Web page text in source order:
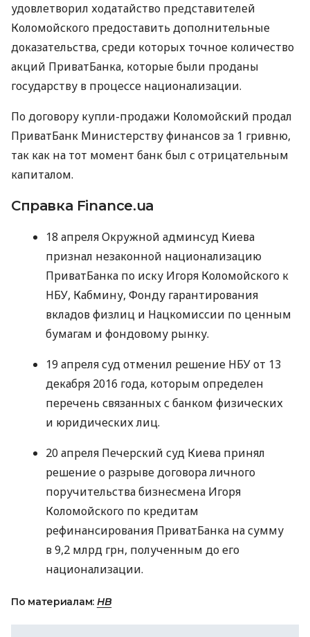
удовлетворил ходатайство представителей
Коломойского предоставить дополнительные
доказательства, среди которых точное количество
акций ПриватБанка, которые были проданы
государству в процессе национализации.
По договору купли-продажи Коломойский продал
ПриватБанк Министерству финансов за 1 гривню,
так как на тот момент банк был с отрицательным
капиталом.
Справка Finance.ua
18 апреля Окружной админсуд Киева
признал незаконной национализацию
ПриватБанка по иску Игоря Коломойского к
НБУ, Кабмину, Фонду гарантирования
вкладов физлиц и Нацкомиссии по ценным
бумагам и фондовому рынку.
19 апреля суд отменил решение НБУот 13
декабря 2016 года, которым определен
перечень связанных с банком физических
и юридических лиц.
20 апреля Печерский суд Киева принял
решение о разрыве договора личного
поручительства бизнесмена Игоря
Коломойского по кредитам
рефинансирования ПриватБанка на сумму
в 9,2 млрд грн, полученным до его
национализации.
По материалам: НВ